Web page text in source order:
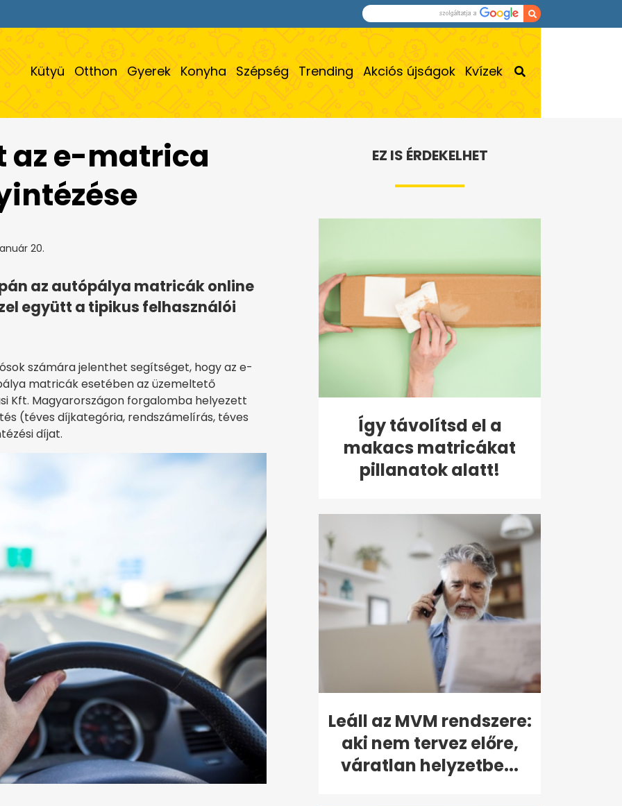
Kütyü Otthon Gyerek Konyha Szépség Trending Akciós újságok Kvízek
az e-matrica
20.
az autópálya matricák online
együtt a tipikus felhasználói
számára jelenthet segítséget, hogy az e-
matricák esetében az üzemeltető
Kft. Magyarországon forgalomba helyezett
(téves díjkategória, rendszámelírás, téves
díjat.
EZ IS ÉRDEKELHET
Így távolítsd el a
makacs matricákat
pillanatok alatt!
Leáll az MVM rendszere:
aki nem tervez előre,
váratlan helyzetbe...